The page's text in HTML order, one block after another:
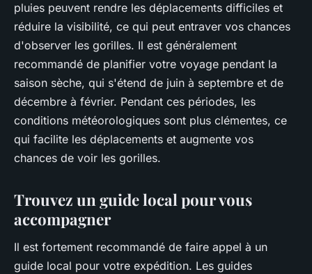
pluies peuvent rendre les déplacements difficiles et
réduire la visibilité, ce qui peut entraver vos chances
d'observer les gorilles. Il est généralement
recommandé de planifier votre voyage pendant la
saison sèche, qui s'étend de juin à septembre et de
décembre à février. Pendant ces périodes, les
conditions météorologiques sont plus clémentes, ce
qui facilite les déplacements et augmente vos
chances de voir les gorilles.
Trouvez un guide local pour vous
accompagner
Il est fortement recommandé de faire appel à un
guide local pour votre expédition. Les guides